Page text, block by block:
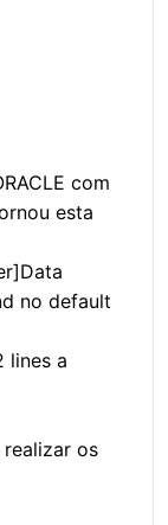
com
esta
no default
lines a
os